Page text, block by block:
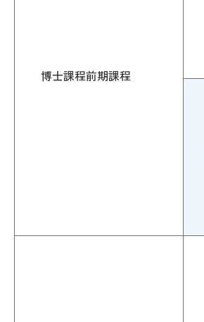
博士課程前期課程